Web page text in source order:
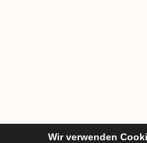
Wir verwenden